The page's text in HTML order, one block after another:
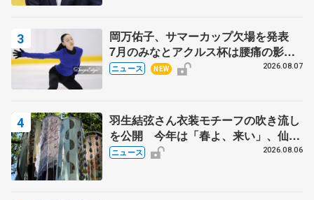
岡万佑子、サマーカップ欠場を発表
7月のみなとアクルス杯は腰痛の影響
で
ニュース NEW 2026.08.07
羽生結弦さん衣装モチーフの吹き流し
を公開 今年は「春よ、来い」、仙台
の瑞鳳殿
ニュース 2026.08.06